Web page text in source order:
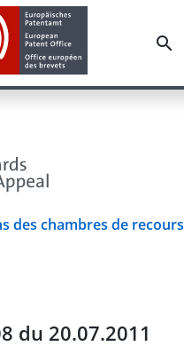
des chambres de recours
du 20.07.2011